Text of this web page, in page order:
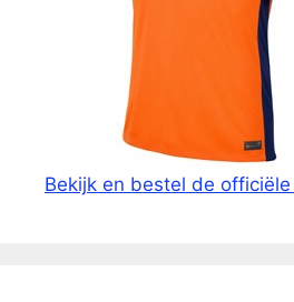
Bekijk en bestel de